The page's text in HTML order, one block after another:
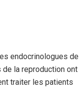
endocrinologues de
la reproduction ont
traiter les patients